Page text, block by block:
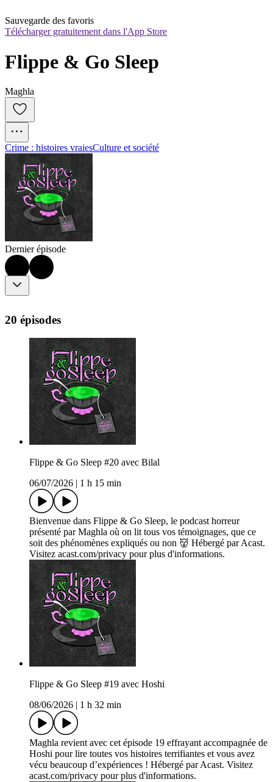
Sauvegarde des favoris
Télécharger gratuitement dans l'App Store
Flippe & Go Sleep
Maghla
Crime : histoires vraiesCulture et société
Dernier épisode
20 épisodes
Flippe & Go Sleep #20 avec Bilal
06/07/2026
1 h 15 min
Bienvenue dans Flippe & Go Sleep, le podcast horreur
présenté par Maghla où on lit tous vos témoignages, que ce
soit des phénomènes expliqués ou non 👹 Hébergé par Acast.
Visitez acast.com/privacy pour plus d'informations.
Flippe & Go Sleep #19 avec Hoshi
08/06/2026
1 h 32 min
Maghla revient avec cet épisode 19 effrayant accompagnée de
Hoshi pour lire toutes vos histoires terrifiantes et vous avez
vécu beaucoup d’expériences ! Hébergé par Acast. Visitez
acast.com/privacy pour plus d'informations.